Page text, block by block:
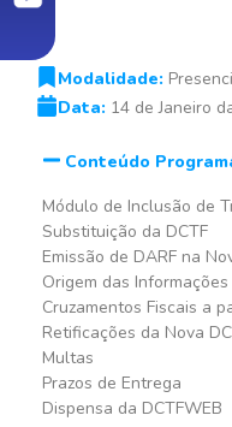
Modalidade:
Data: 14 de Janeiro
Conteúdo
Módulo de Inclusão de
Substituição da DCTF
Emissão de DARF na
Origem das
Cruzamentos Fiscais a
Retificações da Nova
Multas
Prazos de Entrega
Dispensa da DCTFWEB